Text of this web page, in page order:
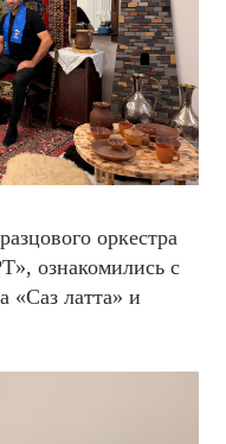
оркестра
ознакомились с
«Саз латта» и